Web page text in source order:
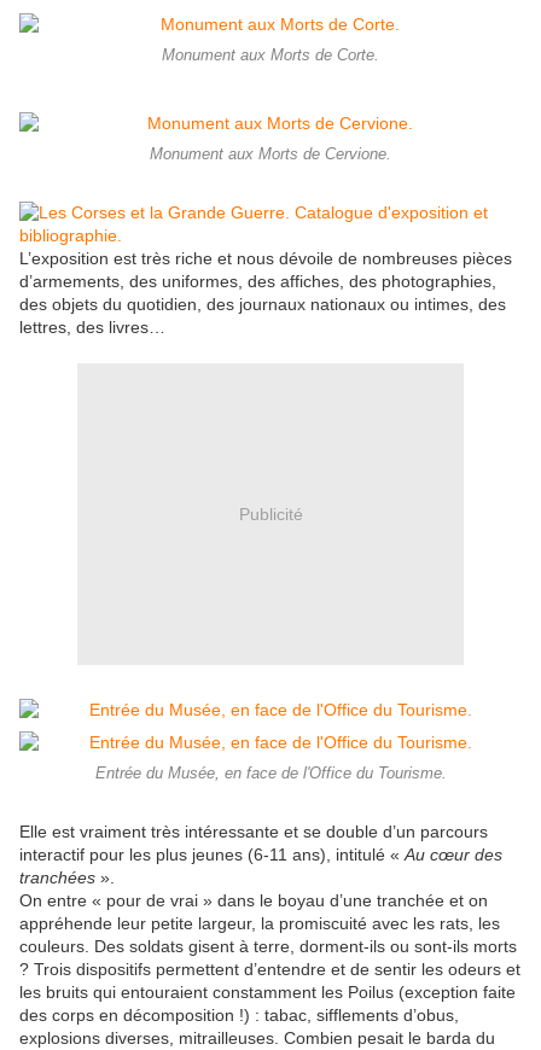
Monument aux Morts de Corte.
Monument aux Morts de Cervione.
L’exposition est très riche et nous dévoile de nombreuses pièces
d’armements, des uniformes, des affiches, des photographies,
des objets du quotidien, des journaux nationaux ou intimes, des
lettres, des livres…
Publicité
Entrée du Musée, en face de l'Office du Tourisme.
Elle est vraiment très intéressante et se double d’un parcours
interactif pour les plus jeunes (6-11 ans), intitulé « Au cœur des
tranchées ».
On entre « pour de vrai » dans le boyau d’une tranchée et on
appréhende leur petite largeur, la promiscuité avec les rats, les
couleurs. Des soldats gisent à terre, dorment-ils ou sont-ils morts
? Trois dispositifs permettent d’entendre et de sentir les odeurs et
les bruits qui entouraient constamment les Poilus (exception faite
des corps en décomposition !) : tabac, sifflements d’obus,
explosions diverses, mitrailleuses. Combien pesait le barda du